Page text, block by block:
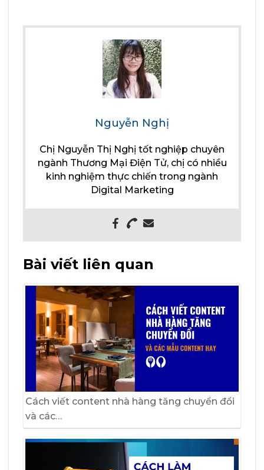
Nguyễn Nghị
Chị Nguyễn Thị Nghị tốt nghiệp chuyên
ngành Thương Mại Điện Tử, chị có nhiều
kinh nghiệm thực chiến trong ngành
Digital Marketing
Bài viết liên quan
Cách viết content nhà hàng tăng chuyển đổi
và các…